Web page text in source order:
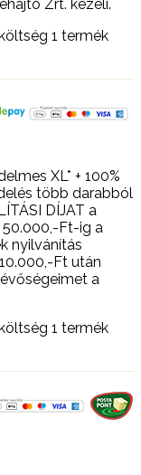
Zrt. kezeli.
1 termék
XL* + 100%
több darabból
DÍJAT a
Ft-ig a
nyilvánítás
Ft után
a
1 termék